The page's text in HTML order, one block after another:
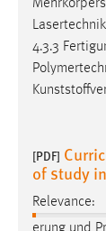
4.3.3
[PDF]
of study
Relevance: